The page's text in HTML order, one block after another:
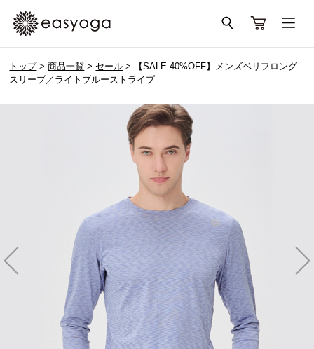
トップ>商品一覧 > セール > 【SALE 40%OFF】メンズベリフロング
スリーブ／ライトブルーストライプ